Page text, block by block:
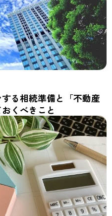
る相続準備と「不動産
くべきこと